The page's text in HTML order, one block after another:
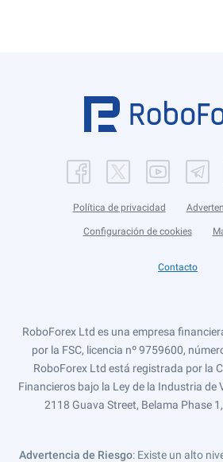
Política de privacidad
Configuración de cookies
Contacto
RoboForex Ltd es una empresa
por la FSC, licencia nº 9759600,
RoboForex Ltd está registrada por la
Financieros bajo la Ley de la Industria de
2118 Guava Street, Belama Phase
Advertencia de Riesgo: Existe un alto